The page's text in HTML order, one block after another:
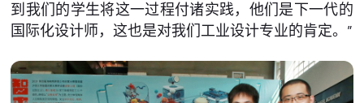
到我们的学生将这一过程付诸实践，他们是下一代的
国际化设计师，这也是对我们工业设计专业的肯定。”